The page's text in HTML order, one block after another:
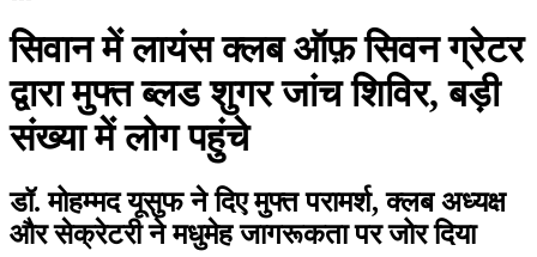
सिवान में लायंस क्लब ऑफ़ सिवन ग्रेटर
द्वारा मुफ्त ब्लड शुगर जांच शिविर, बड़ी
संख्या में लोग पहुंचे
डॉ. मोहम्मद यूसुफ ने दिए मुफ्त परामर्श, क्लब अध्यक्ष
और सेक्रेटरी ने मधुमेह जागरूकता पर जोर दिया